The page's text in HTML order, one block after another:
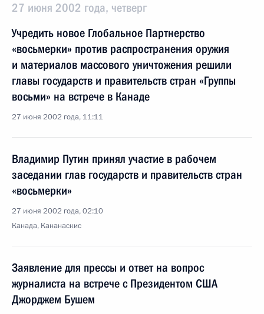
27 июня 2002 года, четверг
Учредить новое Глобальное Партнерство
«восьмерки» против распространения оружия
и материалов массового уничтожения решили
главы государств и правительств стран «Группы
восьми» на встрече в Канаде
27 июня 2002 года, 11:11
Владимир Путин принял участие в рабочем
заседании глав государств и правительств стран
«восьмерки»
27 июня 2002 года, 02:10
Канада, Кананаскис
Заявление для прессы и ответ на вопрос
журналиста на встрече с Президентом США
Джорджем Бушем